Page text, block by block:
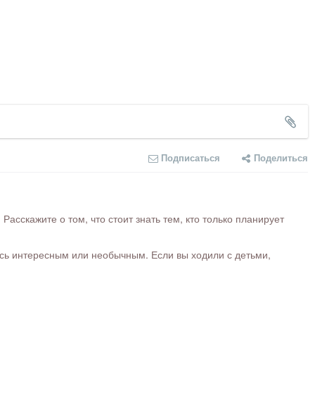
Подписаться Поделиться
о том, что стоит знать тем, кто только планирует
интересным или необычным. Если вы ходили с детьми,